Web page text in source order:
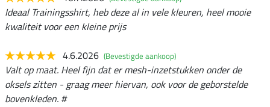
Ideaal Trainingsshirt, heb deze al in vele kleuren, heel mooie
kwaliteit voor een kleine prijs
4.6.2026 (Bevestigde aankoop)
Valt op maat. Heel fijn dat er mesh-inzetstukken onder de
oksels zitten - graag meer hiervan, ook voor de geborstelde
bovenkleden. #